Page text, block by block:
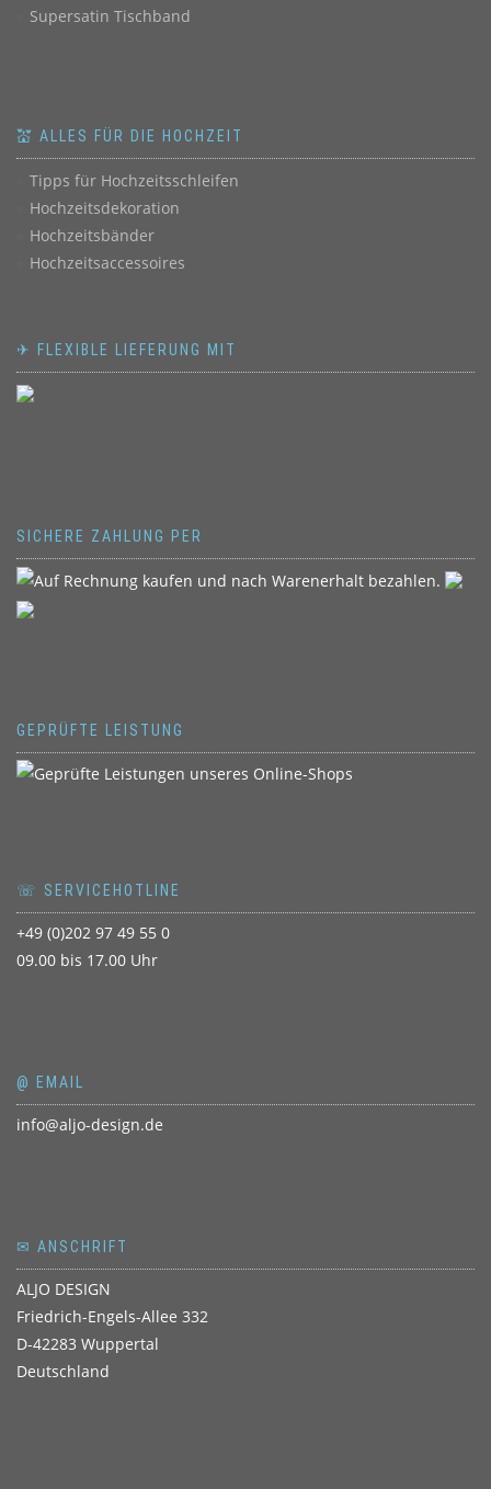
Supersatin Tischband
💒 ALLES FÜR DIE HOCHZEIT
Tipps für Hochzeitsschleifen
Hochzeitsdekoration
Hochzeitsbänder
Hochzeitsaccessoires
✈ FLEXIBLE LIEFERUNG MIT
SICHERE ZAHLUNG PER
GEPRÜFTE LEISTUNG
☏ SERVICEHOTLINE
+49 (0)202 97 49 55 0
09.00 bis 17.00 Uhr
@ EMAIL
info@aljo-design.de
✉ ANSCHRIFT
ALJO DESIGN
Friedrich-Engels-Allee 332
D-42283 Wuppertal
Deutschland